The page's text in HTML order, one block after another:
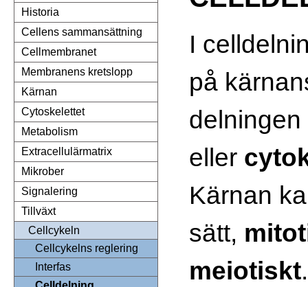
Historia
Cellens sammansättning
Cellmembranet
Membranens kretslopp
Kärnan
Cytoskelettet
Metabolism
Extracellulärmatrix
Mikrober
Signalering
Tillväxt
Cellcykeln
Cellcykelns reglering
Interfas
I
på
eller
Kärnan
sätt,
meiotiskt.